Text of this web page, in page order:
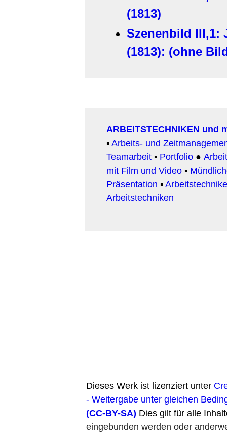
(1813)
Szenenbild III,1:
(1813): (ohne
ARBEITSTECHNIKEN und
▪Arbeits- und
Teamarbeit ▪ Portfolio ●
mit Film und Video ▪
Präsentation ▪
Arbeitstechniken
Dieses Werk ist lizenziert unter
- Weitergabe unter gleichen
(CC-BY-SA) Dies gilt für alle
eingebunden werden oder